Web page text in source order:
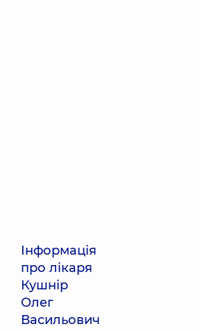
Інформація
про лікаря
Кушнір
Олег
Васильович